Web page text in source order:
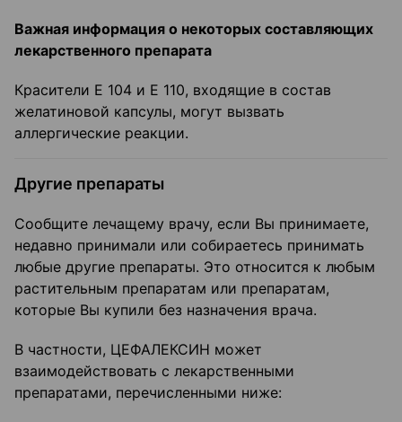
Важная информация о некоторых составляющих
лекарственного препарата
Красители Е 104 и Е 110, входящие в состав
желатиновой капсулы, могут вызвать
аллергические реакции.
Другие препараты
Сообщите лечащему врачу, если Вы принимаете,
недавно принимали или собираетесь принимать
любые другие препараты. Это относится к любым
растительным препаратам или препаратам,
которые Вы купили без назначения врача.
В частности, ЦЕФАЛЕКСИН может
взаимодействовать с лекарственными
препаратами, перечисленными ниже: